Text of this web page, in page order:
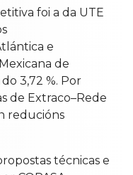
foi a da UTE
e
de
3,72 %. Por
de Extraco–Rede
reducións
técnicas e